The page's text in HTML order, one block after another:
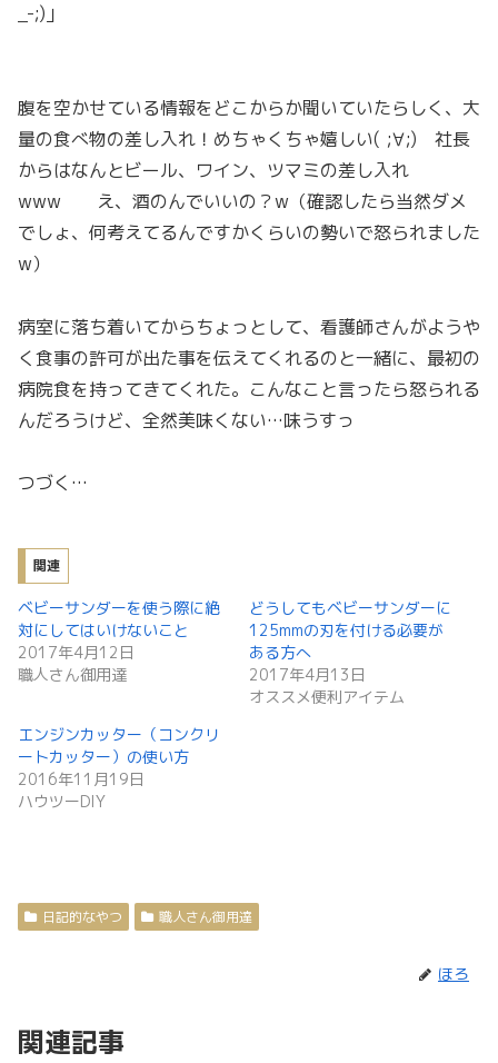
_-;)」
腹を空かせている情報をどこからか聞いていたらしく、大
量の食べ物の差し入れ！めちゃくちゃ嬉しい( ;∀;) 社長
からはなんとビール、ワイン、ツマミの差し入れ
www え、酒のんでいいの？w（確認したら当然ダメ
でしょ、何考えてるんですかくらいの勢いで怒られました
w）
病室に落ち着いてからちょっとして、看護師さんがようや
く食事の許可が出た事を伝えてくれるのと一緒に、最初の
病院食を持ってきてくれた。こんなこと言ったら怒られる
んだろうけど、全然美味くない…味うすっ
つづく…
関連
ベビーサンダーを使う際に絶
対にしてはいけないこと
2017年4月12日
職人さん御用達
どうしてもベビーサンダーに
125mmの刃を付ける必要が
ある方へ
2017年4月13日
オススメ便利アイテム
エンジンカッター（コンクリ
ートカッター）の使い方
2016年11月19日
ハウツーDIY
日記的なやつ 職人さん御用達
ほろ
関連記事